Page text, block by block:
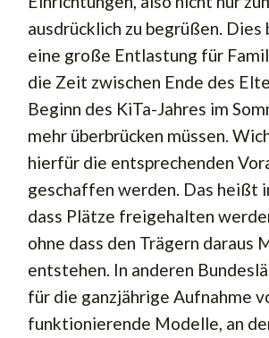
ausdrücklich zu begrüßen.
eine große Entlastung für
die Zeit zwischen Ende des
Beginn des KiTa-Jahres im
mehr überbrücken müssen.
hierfür die entsprechenden
geschaffen werden. Das heißt
dass Plätze freigehalten
ohne dass den Trägern daraus
entstehen. In anderen
für die ganzjährige Aufnahme
funktionierende Modelle, an